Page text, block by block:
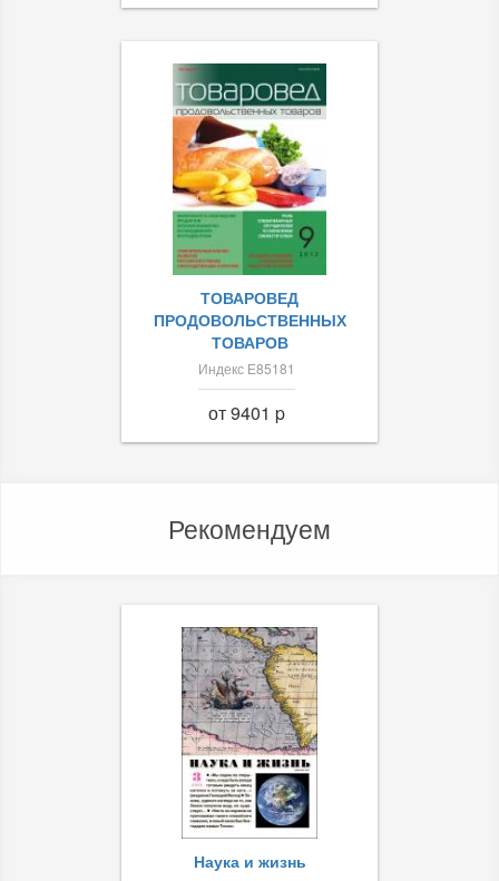
ТОВАРОВЕД
ПРОДОВОЛЬСТВЕННЫХ
ТОВАРОВ
Индекс Е85181
от 9401 p
Рекомендуем
Наука и жизнь